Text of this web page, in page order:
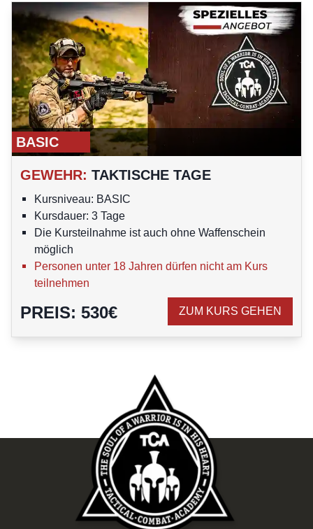
BASIC
GEWEHR: TAKTISCHE TAGE
Kursniveau: BASIC
Kursdauer: 3 Tage
Die Kursteilnahme ist auch ohne Waffenschein
möglich
Personen unter 18 Jahren dürfen nicht am Kurs
teilnehmen
PREIS: 530€ ZUM KURS GEHEN